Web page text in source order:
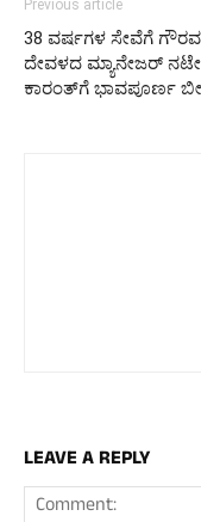
Previous article
38 ವರ್ಷಗಳ ಸೇವೆಗೆ ಗೌರವ:
ದೇವಳದ ಮ್ಯಾನೇಜರ್
ಕಾರಂತ್‌ಗೆ ಭಾವಪೂರ್ಣ
LEAVE A REPLY